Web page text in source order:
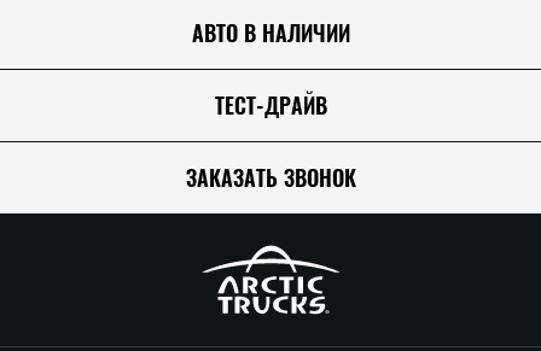
АВТО В НАЛИЧИИ
ТЕСТ-ДРАЙВ
ЗАКАЗАТЬ ЗВОНОК